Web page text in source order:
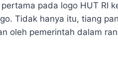
pada logo HUT RI
Tidak hanya itu, tiang
oleh pemerintah dalam